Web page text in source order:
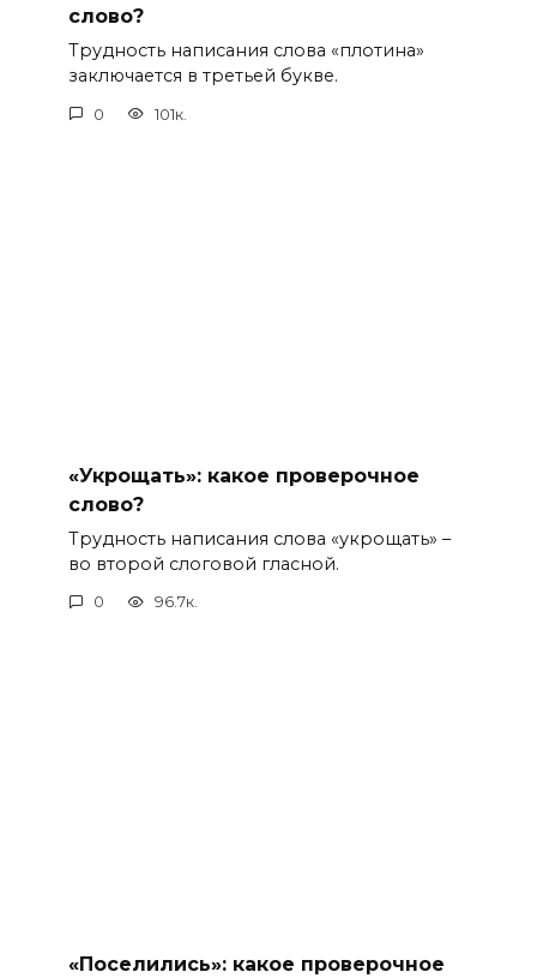
слово?
Трудность написания слова «плотина»
заключается в третьей букве.
0 101к.
«Укрощать»: какое проверочное
слово?
Трудность написания слова «укрощать» –
во второй слоговой гласной.
0 96.7к.
«Поселились»: какое проверочное